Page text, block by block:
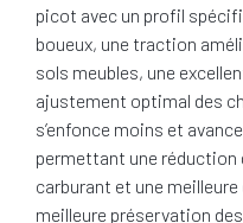
picot avec un profil
boueux, une traction
sols meubles, une
ajustement optimal des
s’enfonce moins et
permettant une réduction
carburant et une
meilleure préservation